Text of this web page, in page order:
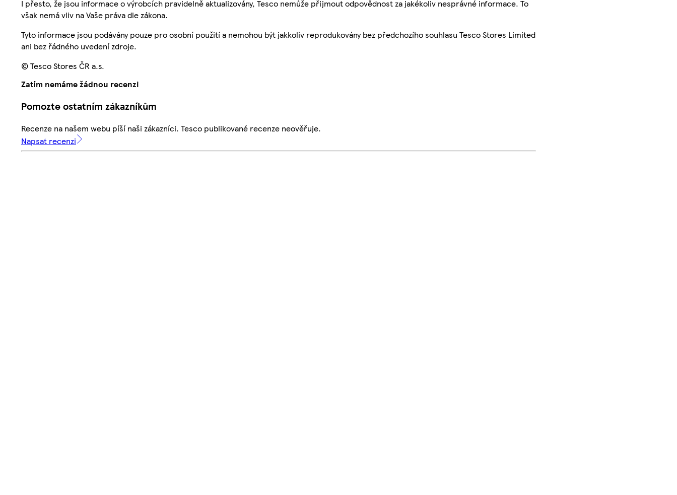
I přesto, že jsou informace o výrobcích pravidelně aktualizovány, Tesco nemůže přijmout odpovědnost za jakékoliv nesprávné informace. To
však nemá vliv na Vaše práva dle zákona.
Tyto informace jsou podávány pouze pro osobní použití a nemohou být jakkoliv reprodukovány bez předchozího souhlasu Tesco Stores Limited
ani bez řádného uvedení zdroje.
© Tesco Stores ČR a.s.
Zatím nemáme žádnou recenzi
Pomozte ostatním zákazníkům
Recenze na našem webu píší naši zákazníci. Tesco publikované recenze neověřuje.
Napsat recenzi